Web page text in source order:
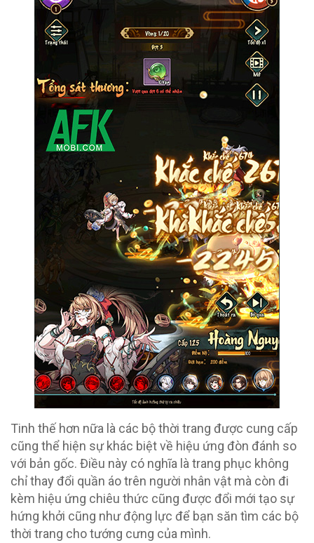
Tinh thế hơn nữa là các bộ thời trang được cung cấp
cũng thể hiện sự khác biệt về hiệu ứng đòn đánh so
với bản gốc. Điều này có nghĩa là trang phục không
chỉ thay đổi quần áo trên người nhân vật mà còn đi
kèm hiệu ứng chiêu thức cũng được đổi mới tạo sự
hứng khởi cũng như động lực để bạn săn tìm các bộ
thời trang cho tướng cưng của mình.